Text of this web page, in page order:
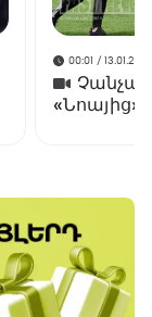
00:01 /
«Նոայից»